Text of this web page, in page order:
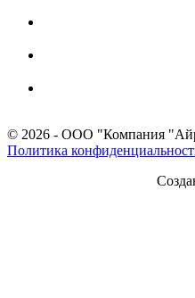
© 2026 - ООО "Компания
Политика